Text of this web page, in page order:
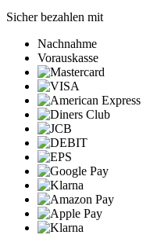
Sicher bezahlen mit
Nachnahme
Vorauskasse